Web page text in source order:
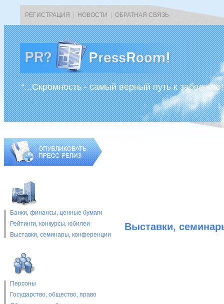
РЕГИСТРАЦИЯ НОВОСТИ ОБРАТНАЯ СВЯЗЬ
“...Скромность - самый верный путь к
Банки, финансы, ценные бумаги
Рейтинги, конкурсы, юбилеи
Выставки, cеминары, конференции
Персоны
Государство, общество, право
Выставки,